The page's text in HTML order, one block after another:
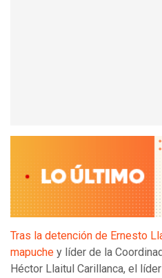
Tras la detención de Ernesto
mapuche y líder de la
Héctor Llaitul Carillanca, el